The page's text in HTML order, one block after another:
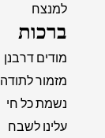
למנצח
ברכות
מודים דרבנן
מזמור לתודה
נשמת כל חי
עלינו לשבח